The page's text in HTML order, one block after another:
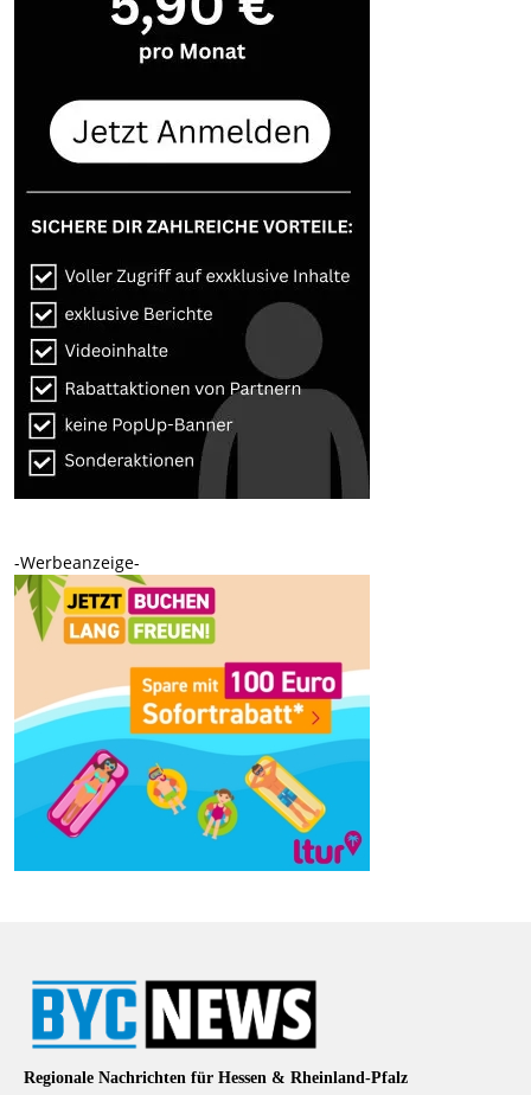
-Werbeanzeige-
Regionale Nachrichten für Hessen & Rheinland-Pfalz